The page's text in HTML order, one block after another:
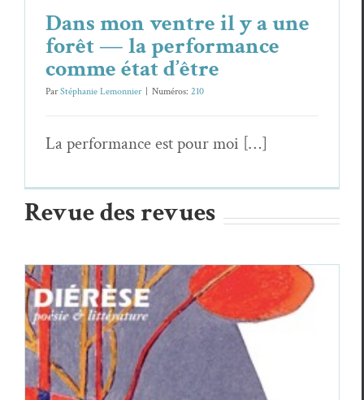
Dans mon ventre il y a une
forêt — la performance
comme état d’être
ParStéphanie Lemonnier | Numéros: 210
La per­for­mance est pour moi […]
Revue des revues